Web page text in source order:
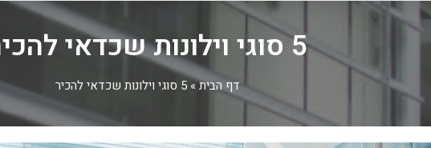
5 סוגי וילונות שכדאי להכיר
דף הבית» 5 סוגי וילונות שכדאי להכיר